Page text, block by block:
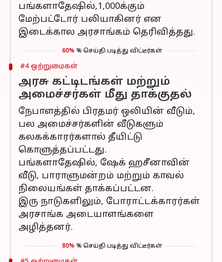
பங்களாதேஷில்,1,000க்கும்
மேற்பட்டோர் பலியாகினர் என
இடைக்கால அரசாங்கம் தெரிவித்தது.
60% % செய்தி படித்து விட்டீர்கள்
#4 ஒற்றுமைகள்
அரசு கட்டிடங்கள் மற்றும்
அமைச்சர்கள் மீது தாக்குதல்
நேபாளத்தில் பிரதமர் ஒலியின் வீடும்,
பல அமைச்சர்களின் வீடுகளும்
கலகக்காரர்களால் தீயிட்டு
கொளுத்தப்பட்டது.
பங்களாதேஷில், ஷேக் ஹசீனாவின்
வீடு, பாராளுமன்றம் மற்றும் காவல்
நிலையங்கள் தாக்கப்பட்டன.
இரு நாடுகளிலும், போராட்டக்காரர்கள்
அரசாங்க அடையாளங்களை
அழித்தனர்.
80% % செய்தி படித்து விட்டீர்கள்